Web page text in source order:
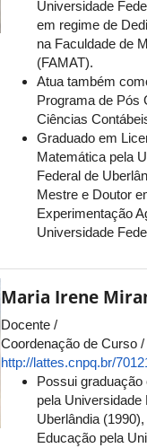
Universidade
em regime de
na Faculdade de
(FAMAT).
Atua também
Programa de Pós
Ciências
Graduado em
Matemática pela
Federal de
Mestre e Doutor
Experimentação
Universidade
Maria Irene
Docente /
Coordenação de Curso /
http://lattes.cnpq.br/
Possui graduação
pela Universidade
Uberlândia
Educação pela